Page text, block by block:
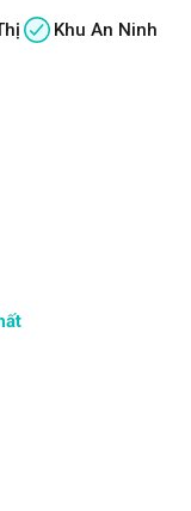
Khu An Ninh